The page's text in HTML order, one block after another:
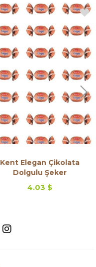
Kent Elegan Çikolata
Dolgulu Şeker
4.03 $